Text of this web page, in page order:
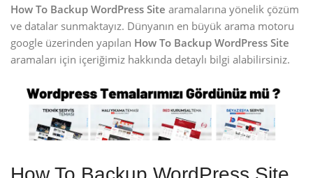
How To Backup WordPress Site aramalarına yönelik çözüm
ve datalar sunmaktayız. Dünyanın en büyük arama motoru
google üzerinden yapılan How To Backup WordPress Site
aramaları için içeriğimiz hakkında detaylı bilgi alabilirsiniz.